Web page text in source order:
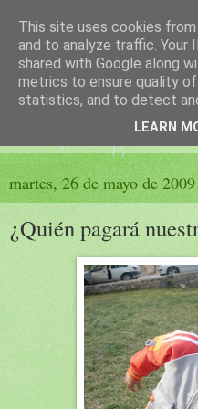
El sueño de
PÁGINA LITERARIA DE
martes, 26 de mayo de 2009
¿Quién pagará
This site uses cookies
and to analyze traffic. Your
shared with Google along
metrics to ensure quality
statistics, and to detect
LEARN